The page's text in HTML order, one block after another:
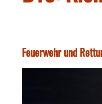
Feuerwehr und